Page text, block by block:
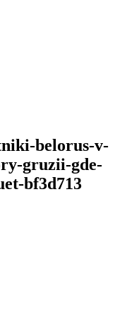
belorus-v-
gruzii-gde-
bf3d713